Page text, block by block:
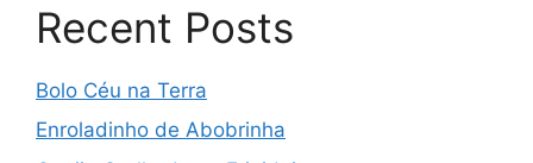
Recent Posts
Bolo Céu na Terra
Enroladinho de Abobrinha